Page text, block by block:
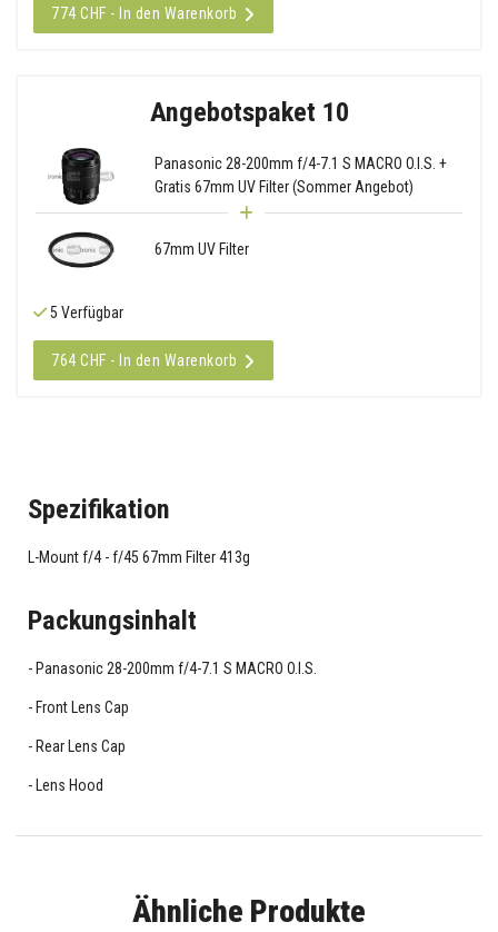
774 CHF - In den Warenkorb
Angebotspaket 10
Panasonic 28-200mm f/4-7.1 S MACRO O.I.S. +
Gratis 67mm UV Filter (Sommer Angebot)
67mm UV Filter
5 Verfügbar
764 CHF - In den Warenkorb
Spezifikation
L-Mount f/4 - f/45 67mm Filter 413g
Packungsinhalt
Panasonic 28-200mm f/4-7.1 S MACRO O.I.S.
Front Lens Cap
Rear Lens Cap
Lens Hood
Ähnliche Produkte